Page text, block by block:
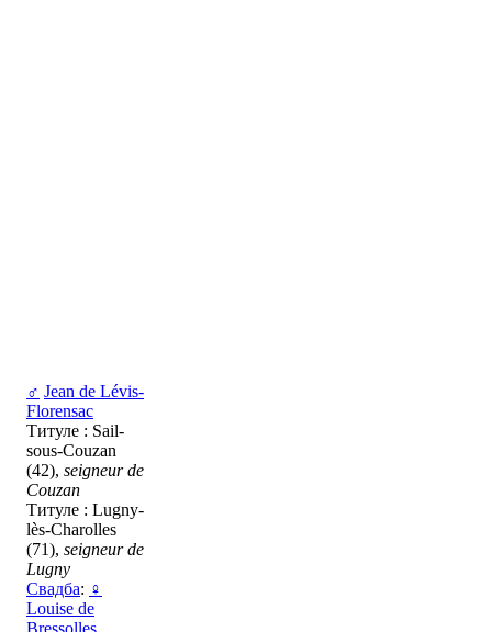
♂ Jean de Lévis-
Florensac
Титуле : Sail-
sous-Couzan
(42), seigneur de
Couzan
Титуле : Lugny-
lès-Charolles
(71), seigneur de
Lugny
Свадба: ♀
Louise de
Bressolles